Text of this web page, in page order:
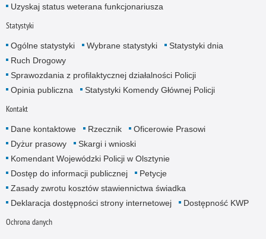
Uzyskaj status weterana funkcjonariusza
Statystyki
Ogólne statystyki Wybrane statystyki
Statystyki dnia
Ruch Drogowy
Sprawozdania z profilaktycznej działalności Policji
Opinia publiczna
Statystyki Komendy Głównej Policji
Kontakt
Dane kontaktowe Rzecznik
Oficerowie Prasowi
Dyżur prasowy
Skargi i wnioski
Komendant Wojewódzki Policji w Olsztynie
Dostęp do informacji publicznej
Petycje
Zasady zwrotu kosztów stawiennictwa świadka
Deklaracja dostępności strony internetowej
Dostępność KWP
Ochrona danych